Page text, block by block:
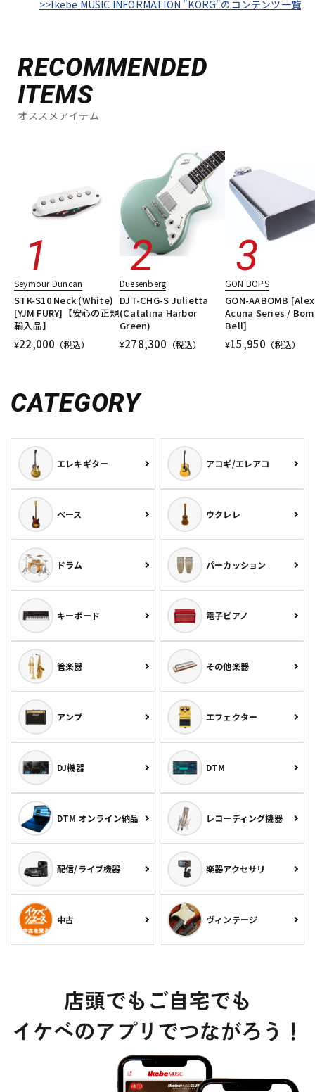
>>Ikebe MUSIC INFORMATION "KORG"のコンテンツ一覧
RECOMMENDED
ITEMS
オススメアイテム
Seymour Duncan
STK-S10 Neck (White)
[YJM FURY]【安心の正規
輸入品】
¥22,000 （税込）
Duesenberg
DJT-CHG-S Julietta
(Catalina Harbor
Green)
¥278,300 （税込）
GON BOPS
GON-AABOMB [Alex
Acuna Series /
Bell]
¥15,950 （税込）
CATEGORY
エレキギター アコギ/エレアコ
ベース ウクレレ
ドラム パーカッション
キーボード 電子ピアノ
管楽器 その他楽器
アンプ エフェクター
DJ機器 DTM
DTM オンライン納品 レコーディング機器
配信/ライブ機器 楽器アクセサリ
中古 ヴィンテージ